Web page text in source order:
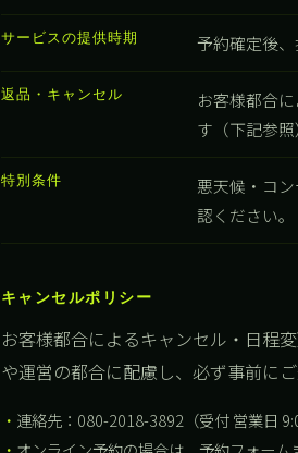
サービスの提供時期 予約確定後
返品・キャンセル
お客様都合
す（下記参照
特別条件 悪天候・コ
認ください。
キャンセルポリシー
お客様都合によるキャンセル・日程変
や運営の都合に配慮し、必ず事前にご
連絡先：080-2018-3892（受付 営業日